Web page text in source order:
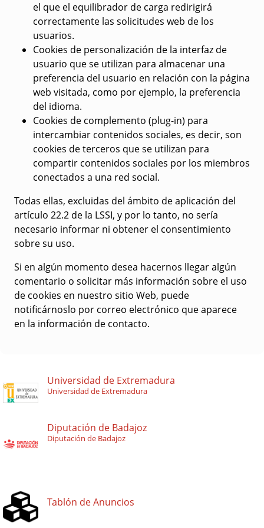
el que el equilibrador de carga redirigirá
correctamente las solicitudes web de los
usuarios.
Cookies de personalización de la interfaz de
usuario que se utilizan para almacenar una
preferencia del usuario en relación con la página
web visitada, como por ejemplo, la preferencia
del idioma.
Cookies de complemento (plug-in) para
intercambiar contenidos sociales, es decir, son
cookies de terceros que se utilizan para
compartir contenidos sociales por los miembros
conectados a una red social.
Todas ellas, excluidas del ámbito de aplicación del
artículo 22.2 de la LSSI, y por lo tanto, no sería
necesario informar ni obtener el consentimiento
sobre su uso.
Si en algún momento desea hacernos llegar algún
comentario o solicitar más información sobre el uso
de cookies en nuestro sitio Web, puede
notificárnoslo por correo electrónico que aparece
en la información de contacto.
Universidad de Extremadura
Universidad de Extremadura
Diputación de Badajoz
Diputación de Badajoz
Tablón de Anuncios